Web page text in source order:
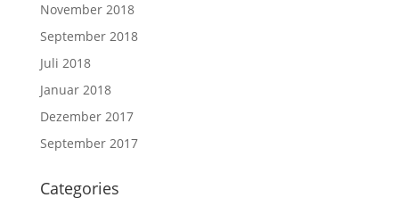
November 2018
September 2018
Juli 2018
Januar 2018
Dezember 2017
September 2017
Categories